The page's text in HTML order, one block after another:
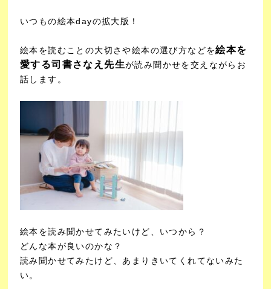
いつもの絵本dayの拡大版！
絵本を読むことの大切さや絵本の選び方などを絵本を
愛する司書さなえ先生が読み聞かせを交えながらお
話します。
絵本を読み聞かせてみたいけど、いつから？
どんな本が良いのかな？
読み聞かせてみたけど、あまりきいてくれてないみた
い。